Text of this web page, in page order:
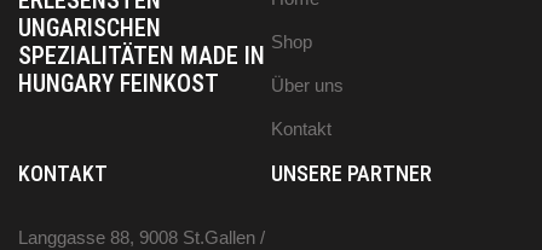
UNGARISCHEN
SPEZIALITÄTEN MADE IN
HUNGARY FEINKOST
Shop
Über uns
Kontakt
KONTAKT
Langgasse 88, 9008 St.Gallen /
UNSERE PARTNER